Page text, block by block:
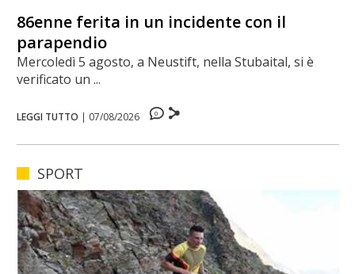
86enne ferita in un incidente con il
parapendio
Mercoledì 5 agosto, a Neustift, nella Stubaital, si è
verificato un ...
LEGGI TUTTO | 07/08/2026 0
SPORT